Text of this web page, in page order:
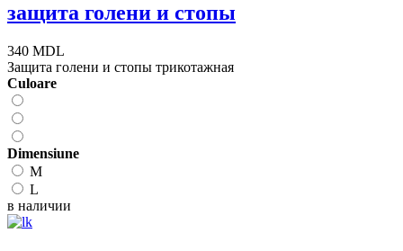
защита голени и стопы
340 MDL
Защита голени и стопы трикотажная
Сuloare
Dimensiune
M
L
в наличии